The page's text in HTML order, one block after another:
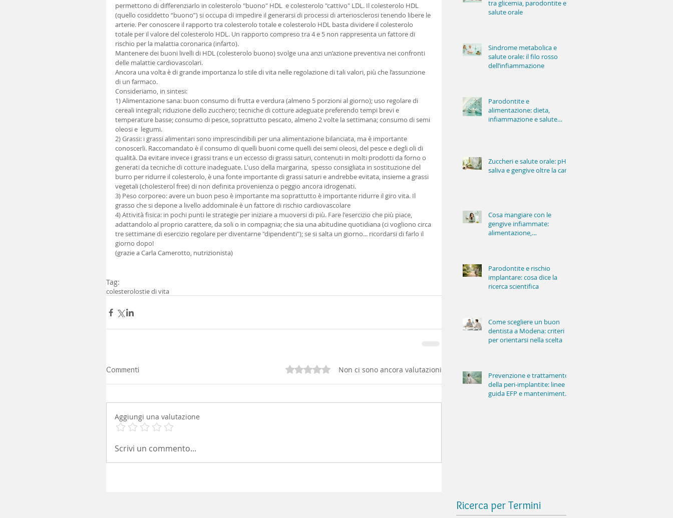
permettono di differenziarlo in colesterolo "buono" HDL  e colesterolo "cattivo" LDL. Il colesterolo HDL
(quello cosiddetto “buono”) si occupa di impedire il generarsi di processi di arteriosclerosi tenendo libere le
arterie. Per conoscere il rapporto tra colesterolo totale e colesterolo HDL basta dividere il colesterolo
totale per il valore del colesterolo HDL. Un rapporto compreso tra 4 e 5 non rappresenta un fattore di
rischio per la malattia coronarica (infarto).
Mantenere dei buoni livelli di HDL (colesterolo buono) svolge una anzi un’azione preventiva nei confronti
delle malattie cardiovascolari.
Ancora una volta è di grande importanza lo stile di vita nelle regolazione di tali valori, più che l’assunzione
di un farmaco.
Consideriamo, in sintesi:
1) Alimentazione sana: buon consumo di frutta e verdura (almeno 5 porzioni al giorno); uso regolare di
cereali integrali; riduzione dello zucchero; tecniche di cotture adeguate preferendo tempi brevi e
temperature basse; consumo di pesce, soprattutto pescato, almeno 2 volte la settimana; consumo di semi
oleosi e  legumi.
2) Grassi: i grassi alimentari sono imprescindibili per una alimentazione bilanciata, ma è importante
conoscerli. Raccomandato è il consumo di quelli buoni come quelli dei semi oleosi, del pesce e degli oli di
qualità. Da evitare invece i grassi trans e un eccesso di grassi saturi, contenuti in molti prodotti da forno o
generati da tecniche di cotture inadeguate. L'uso della margarina,  spesso consigliata in sostituzione del
burro per ridurre il colesterolo, è una fonte importante di grassi saturi e andrebbe evitata, insieme a grassi
vegetali (cholesterol free) di non definita provenienza o peggio ancora idrogenati.
3) Peso corporeo: avere un buon peso è importante ma soprattutto è importante ridurre il giro vita. Il
grasso che si depone a livello addominale è un fattore di rischio cardiovascolare
4) Attività fisica: in pochi punti le strategie per iniziare a muoversi di più. Fare l'esercizio che più piace,
adattandolo al proprio carattere, da soli o in compagnia; che sia una abitudine quotidiana (ci vogliono circa
tre settimane di esercizio regolare per diventarne "dipendenti"); se si salta un giorno... ricordarsi di farlo il
giorno dopo!
(grazie a Carla Camerotto, nutrizionista)
Tag:
colesterolostie di vita
Commenti Valutazione 0 stelle su 5.Non ci sono ancora valutazioni
Aggiungi una valutazione
Scrivi un commento...
tra glicemia, parodontite e
salute orale
Sindrome metabolica e
salute orale: il filo rosso
dell’infiammazione
Parodontite e
alimentazione: dieta,
infiammazione e salute
Zuccheri e salute orale: pH,
saliva e gengive oltre la carie
Cosa mangiare con le
gengive infiammate:
alimentazione,
Parodontite e rischio
implantare: cosa dice la
ricerca scientifica
Come scegliere un buon
dentista a Modena: criteri
per orientarsi nella scelta
Prevenzione e trattamento
della peri-implantite: linee
guida EFP e mantenimento
Ricerca per Termini